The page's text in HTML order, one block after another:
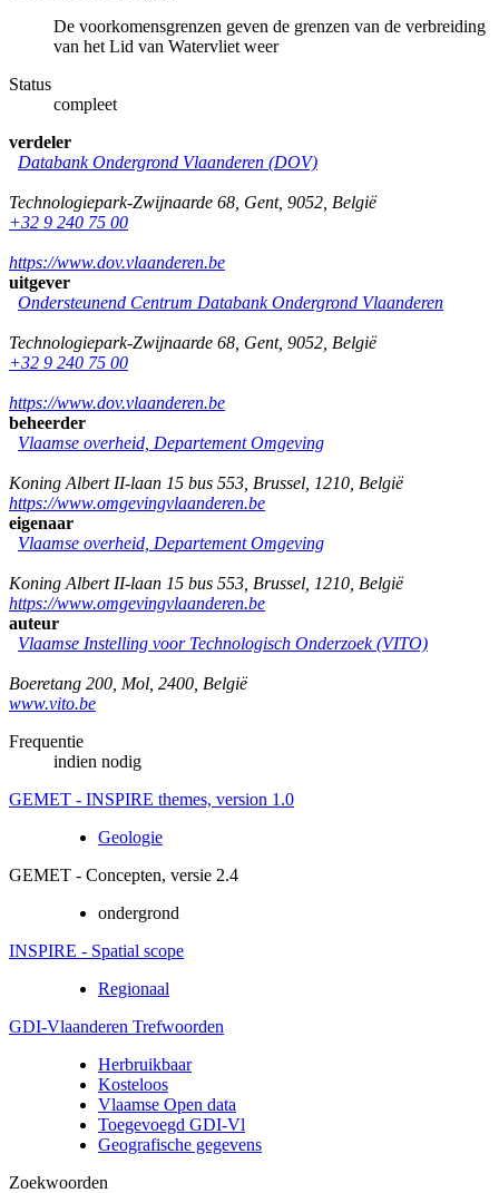
De voorkomensgrenzen geven de grenzen van de verbreiding
van het Lid van Watervliet weer
Status
compleet
verdeler
Databank Ondergrond Vlaanderen (DOV)
Technologiepark-Zwijnaarde 68 Gent, 9052 België
+32 9 240 75 00
https://www.dov.vlaanderen.be
uitgever
Ondersteunend Centrum Databank Ondergrond Vlaanderen
Technologiepark-Zwijnaarde 68 Gent, 9052 België
+32 9 240 75 00
https://www.dov.vlaanderen.be
beheerder
Vlaamse overheid, Departement Omgeving
Koning Albert II-laan 15 bus 553 Brussel 1210 België
https://www.omgevingvlaanderen.be
eigenaar
Vlaamse overheid, Departement Omgeving
Koning Albert II-laan 15 bus 553 Brussel 1210 België
https://www.omgevingvlaanderen.be
auteur
Vlaamse Instelling voor Technologisch Onderzoek (VITO)
Boeretang 200 Mol 2400 België
www.vito.be
Frequentie
indien nodig
GEMET - INSPIRE themes, version 1.0
Geologie
GEMET - Concepten, versie 2.4
ondergrond
INSPIRE - Spatial scope
Regionaal
GDI-Vlaanderen Trefwoorden
Herbruikbaar
Kosteloos
Vlaamse Open data
Toegevoegd GDI-Vl
Geografische gegevens
Zoekwoorden